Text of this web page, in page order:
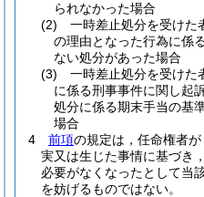
られなかった場合
(2)
一時差止処分を受けた
の理由となった行為に係
ない処分があった場合
(3)
一時差止処分を受けた
に係る刑事事件に関し起
処分に係る期末手当の基
場合
4
前項の規定は，任命権者
実又は生じた事情に基づき
必要がなくなったとして当
を妨げるものではない。